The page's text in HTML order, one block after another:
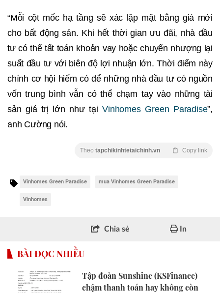
“Mỗi cột mốc hạ tầng sẽ xác lập mặt bằng giá mới
cho bất động sản. Khi hết thời gian ưu đãi, nhà đầu
tư có thể tất toán khoản vay hoặc chuyển nhượng lại
suất đầu tư với biên độ lợi nhuận lớn. Thời điểm này
chính cơ hội hiếm có để những nhà đầu tư có nguồn
vốn trung bình vẫn có thể chạm tay vào những tài
sản giá trị lớn như tạiVinhomes Green Paradise”,
anh Cường nói.
Theo tapchikinhtetaichinh.vn Copy link
Vinhomes Green Paradise mua Vinhomes Green Paradise
Vinhomes
Chia sẻ In
BÀI ĐỌC NHIỀU
Tập đoàn Sunshine (KSFinance)
chậm thanh toán hay không còn